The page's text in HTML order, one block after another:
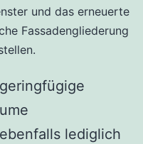
und das erneuerte
Fassadengliederung
lediglich